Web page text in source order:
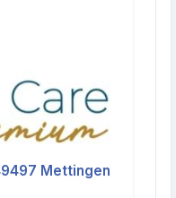
Mettingen